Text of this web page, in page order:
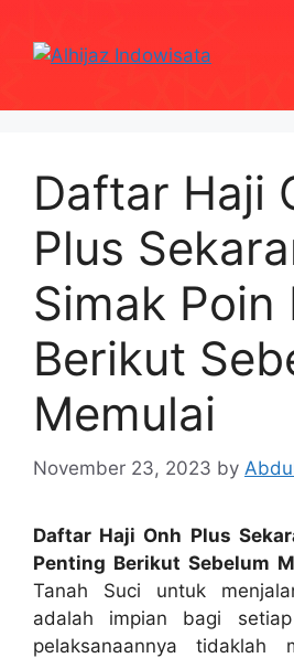
content
Daftar Haji
Plus
Simak Poin
Berikut
Memulai
November 23, 2023 by
Daftar Haji Onh Plus
Penting Berikut Sebelum
Tanah Suci untuk
adalah impian bagi
pelaksanaannya tidaklah